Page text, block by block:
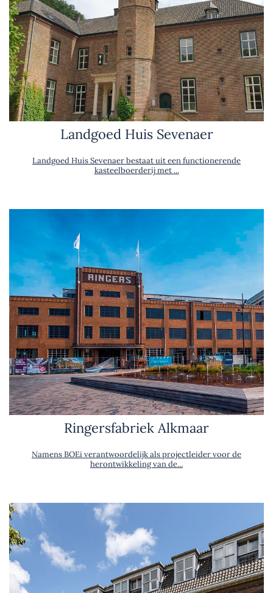
Landgoed Huis Sevenaer
Landgoed Huis Sevenaer bestaat uit een functionerende
kasteelboerderij met ...
Ringersfabriek Alkmaar
Namens BOEi verantwoordelijk als projectleider voor de
herontwikkeling van de...